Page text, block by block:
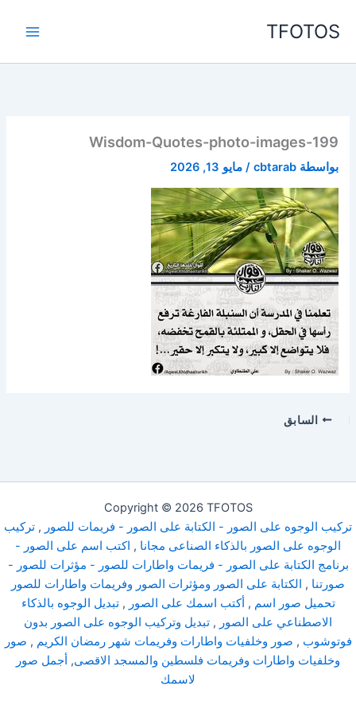
TFOTOS
Wisdom-Quotes-photo-images-199
بواسطة cbtarab
/مايو 13, 2026
السابق
Copyright © 2026 TFOTOS
تركيب الوجوه على الصور - الكتابة على الصور - فريمات للصور , تركيب
الوجوه على الصور بالذكاء الصناعى مجانا , اكتب اسم على الصور -
برنامج الكتابة على الصور - فريمات واطارات للصور - مؤثرات للصور -
صورتنا , الكتابة على الصور ومؤثرات الصور وفريمات واطارات للصور
تحميل صور اسم , أكتب اسمك على الصور ,تبديل الوجوه بالذكاء
الاصطناعي على الصور , تبديل وتركيب الوجوه على الصور بدون
فوتوشوب , صور وخلفيات واطارات وفريمات شهر رمضان الكريم , صور
وخلفيات واطارات وفريمات فلسطين والمسجد الاقصى, أجمل صور
لاسمك